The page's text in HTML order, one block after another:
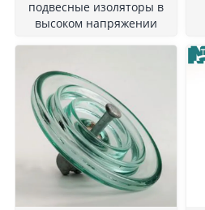
подвесные изоляторы в
высоком напряжении